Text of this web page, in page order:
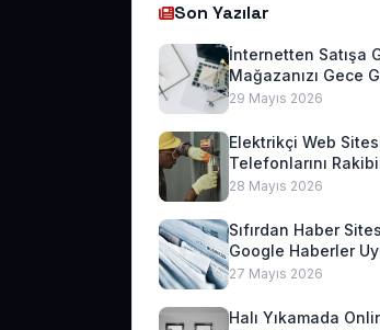
Son Yazılar
İnternetten Satışa
Mağazanızı Gece
29 Mayıs 2026
Elektrikçi Web
Telefonlarını
28 Mayıs 2026
Sıfırdan Haber
Google Haberler
Geliri
27 Mayıs 2026
Halı Yıkamada